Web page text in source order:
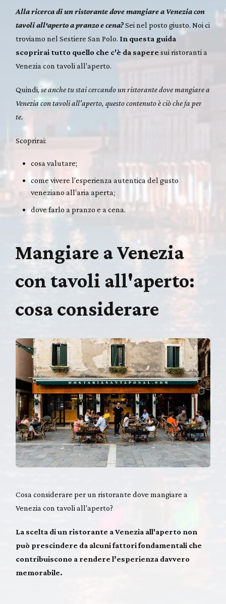
Alla ricerca di un ristorante dove mangiare a Venezia con
tavoli all'aperto a pranzo e cena?Sei nel posto giusto. Noi ci
troviamo nel Sestiere San Polo. In questa guida
scoprirai tutto quello che c'è da saperesui ristoranti a
Venezia con tavoli all'aperto.
Quindi,se anche tu stai cercando un ristorante dove mangiare a
Venezia con tavoli all'aperto, questo contenuto è ciò che fa per
te.
Scoprirai:
cosa valutare;
come vivere l’esperienza autentica del gusto
veneziano all’aria aperta;
dove farlo a pranzo e a cena.
Mangiare a Venezia
con tavoli all'aperto:
cosa considerare
Cosa considerare per un ristorante dove mangiare a
Venezia con tavoli all'aperto?
La scelta di un ristorante a Venezia all'aperto non
può prescindere da alcuni fattori fondamentali che
contribuiscono a rendere l’esperienza davvero
memorabile.